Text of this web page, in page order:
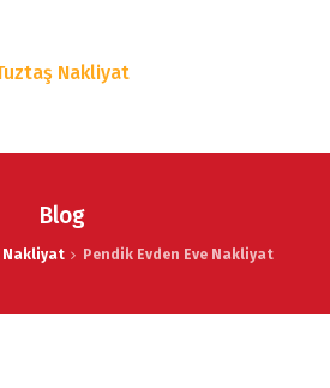
Nakliyat
Blog
Nakliyat Pendik Evden Eve Nakliyat